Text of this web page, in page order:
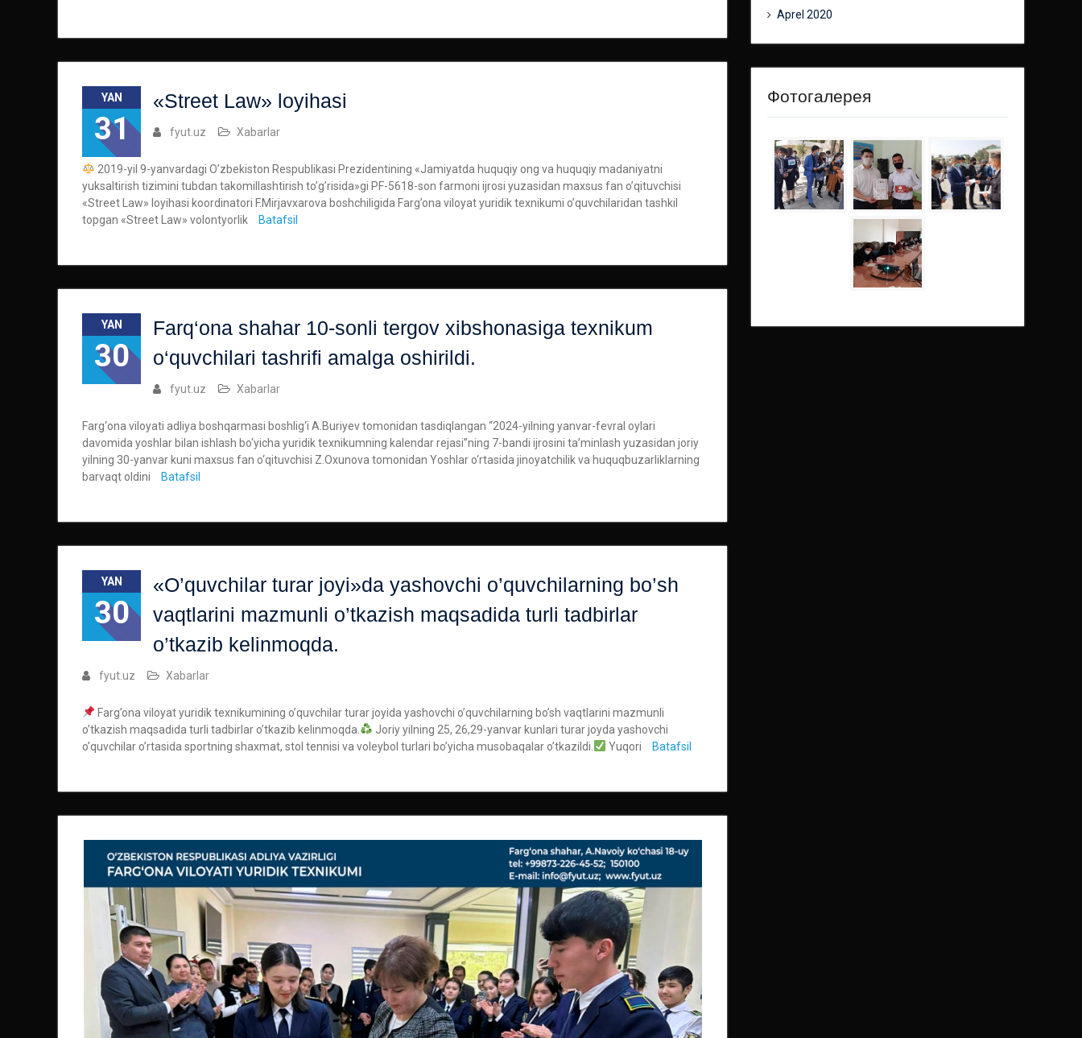
YAN
31
«Street Law» loyihasi
fyut.uz Xabarlar
2019-yil 9-yanvardagi O’zbekiston Respublikasi Prezidentining «Jamiyatda huquqiy ong va huquqiy madaniyatni
yuksaltirish tizimini tubdan takomillashtirish to’g’risida»gi PF-5618-son farmoni ijrosi yuzasidan maxsus fan o’qituvchisi
«Street Law» loyihasi koordinatori F.Mirjavxarova boshchiligida Farg’ona viloyat yuridik texnikumi o’quvchilaridan tashkil
topgan «Street Law» volontyorlik
Batafsil
YAN
30
Farq‘ona shahar 10-sonli tergov xibshonasiga texnikum
o‘quvchilari tashrifi amalga oshirildi.
fyut.uz Xabarlar
Farg‘ona viloyati adliya boshqarmasi boshlig‘i A.Buriyev tomonidan tasdiqlangan “2024-yilning yanvar-fevral oylari
davomida yoshlar bilan ishlash bo‘yicha yuridik texnikumning kalendar rejasi”ning 7-bandi ijrosini ta’minlash yuzasidan joriy
yilning 30-yanvar kuni maxsus fan o‘qituvchisi Z.Oxunova tomonidan Yoshlar o‘rtasida jinoyatchilik va huquqbuzarliklarning
barvaqt oldini
Batafsil
YAN
30
«O’quvchilar turar joyi»da yashovchi o’quvchilarning bo’sh
vaqtlarini mazmunli o’tkazish maqsadida turli tadbirlar
o’tkazib kelinmoqda.
fyut.uz Xabarlar
Farg’ona viloyat yuridik texnikumining o’quvchilar turar joyida yashovchi o’quvchilarning bo’sh vaqtlarini mazmunli
o’tkazish maqsadida turli tadbirlar o’tkazib kelinmoqda.
Joriy yilning 25, 26,29-yanvar kunlari turar joyda yashovchi
o’quvchilar o’rtasida sportning shaxmat, stol tennisi va voleybol turlari bo’yicha musobaqalar o’tkazildi.
Yuqori Batafsil
Aprel 2020
Фотогалерея